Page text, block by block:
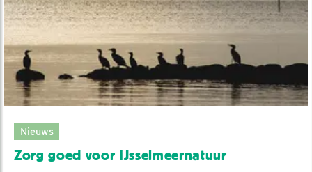
Nieuws
Zorg goed voor IJsselmeernatuur